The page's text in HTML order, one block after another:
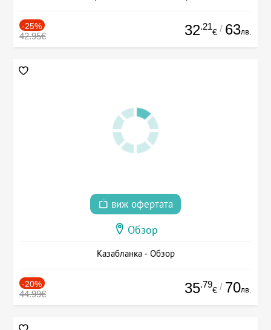
-25%
42.95€ 32.21
€ / 63лв.
виж офертата
Обзор
Казабланка - Обзор
-20%
44.99€ 35.79
€ / 70лв.